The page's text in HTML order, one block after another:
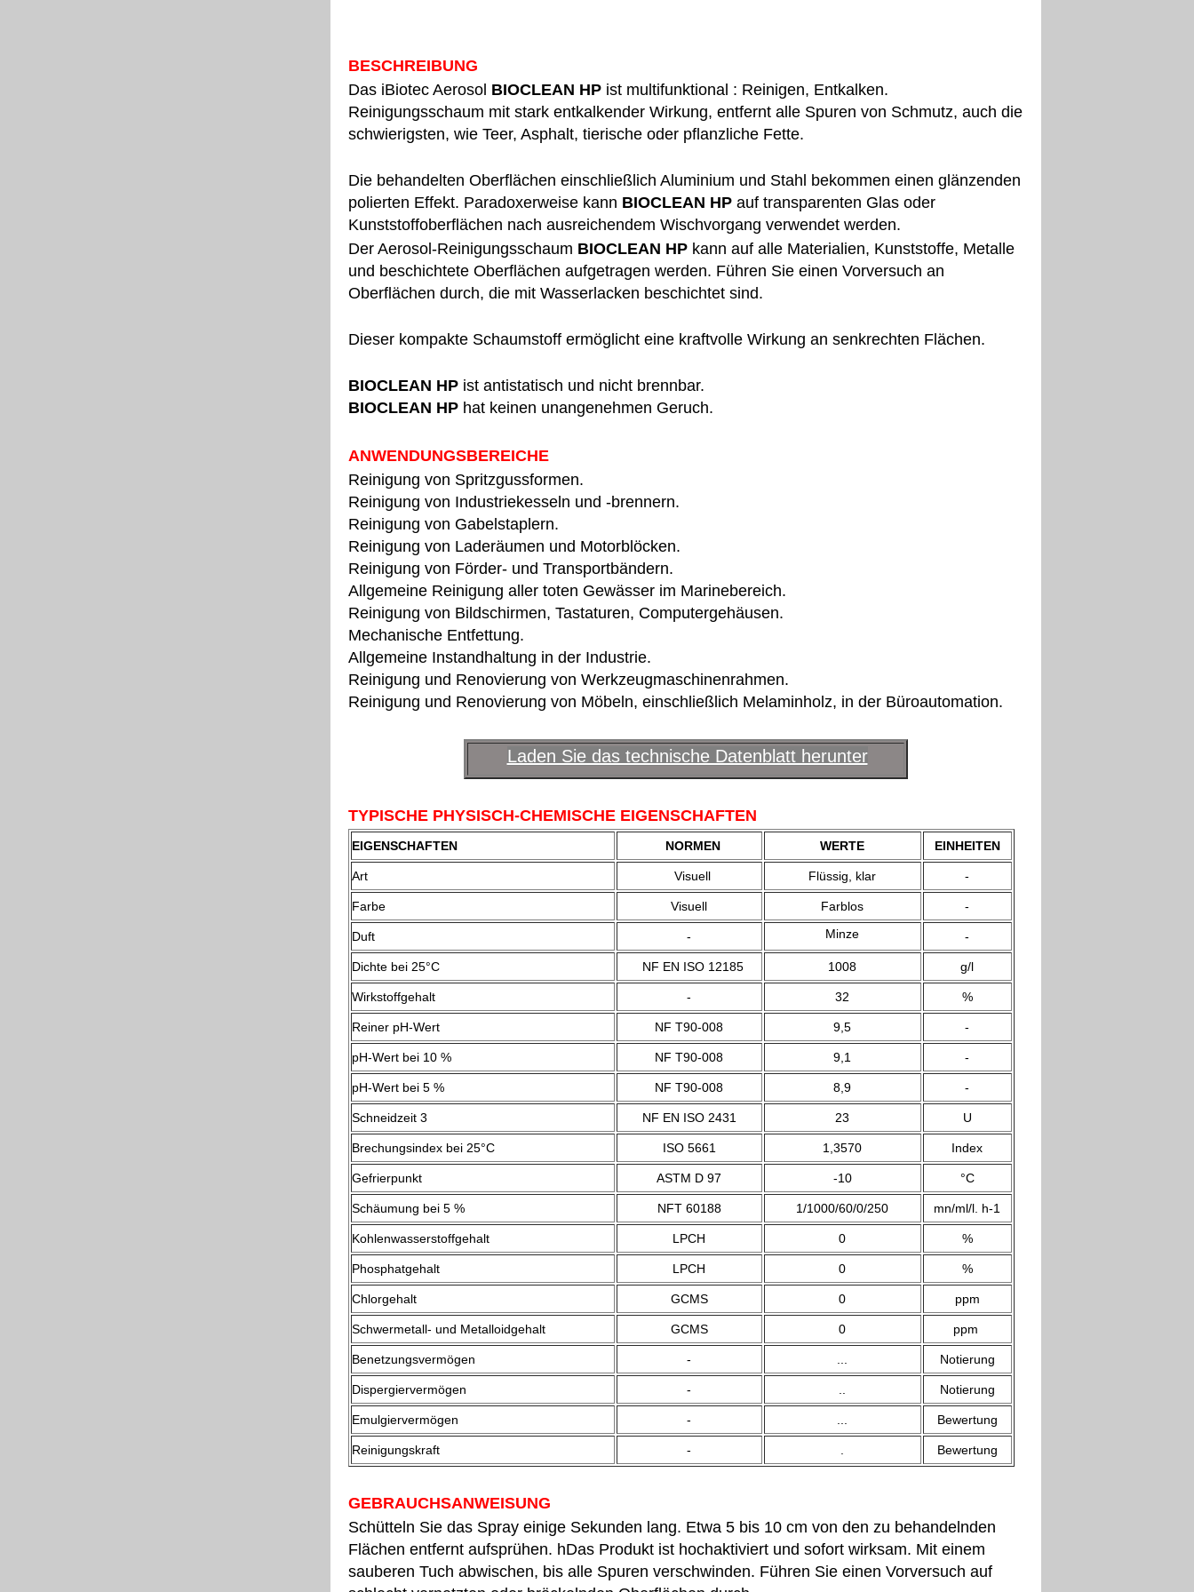
BESCHREIBUNG
Das iBiotec Aerosol BIOCLEAN HPist multifunktional : Reinigen, Entkalken.
Reinigungsschaum mit stark entkalkender Wirkung, entfernt alle Spuren von Schmutz, auch die
schwierigsten, wie Teer, Asphalt, tierische oder pflanzliche Fette.
Die behandelten Oberflächen einschließlich Aluminium und Stahl bekommen einen glänzenden
polierten Effekt. Paradoxerweise kann BIOCLEAN HPauf transparenten Glas oder
Kunststoffoberflächen nach ausreichendem Wischvorgang verwendet werden.
Der Aerosol-Reinigungsschaum BIOCLEAN HPkann auf alle Materialien, Kunststoffe, Metalle
und beschichtete Oberflächen aufgetragen werden. Führen Sie einen Vorversuch an
Oberflächen durch, die mit Wasserlacken beschichtet sind.
Dieser kompakte Schaumstoff ermöglicht eine kraftvolle Wirkung an senkrechten Flächen.
BIOCLEAN HPist antistatisch und nicht brennbar.
BIOCLEAN HPhat keinen unangenehmen Geruch.
ANWENDUNGSBEREICHE
Reinigung von Spritzgussformen.
Reinigung von Industriekesseln und -brennern.
Reinigung von Gabelstaplern.
Reinigung von Laderäumen und Motorblöcken.
Reinigung von Förder- und Transportbändern.
Allgemeine Reinigung aller toten Gewässer im Marinebereich.
Reinigung von Bildschirmen, Tastaturen, Computergehäusen.
Mechanische Entfettung.
Allgemeine Instandhaltung in der Industrie.
Reinigung und Renovierung von Werkzeugmaschinenrahmen.
Reinigung und Renovierung von Möbeln, einschließlich Melaminholz, in der Büroautomation.
Laden Sie das technische Datenblatt herunter
TYPISCHE PHYSISCH-CHEMISCHE EIGENSCHAFTEN
EIGENSCHAFTEN NORMEN WERTE EINHEITEN
Art Visuell Flüssig, klar -
Farbe Visuell Farblos -
Duft - Minze -
Dichte bei 25°C NF EN ISO 12185 1008 g/l
Wirkstoffgehalt - 32 %
Reiner pH-Wert NF T90-008 9,5 -
pH-Wert bei 10 % NF T90-008 9,1 -
pH-Wert bei 5 % NF T90-008 8,9 -
Schneidzeit 3 NF EN ISO 2431 23 U
Brechungsindex bei 25°C ISO 5661 1,3570 Index
Gefrierpunkt ASTM D 97 -10 °C
Schäumung bei 5 % NFT 60188 1/1000/60/0/250 mn/ml/l. h-1
Kohlenwasserstoffgehalt LPCH 0 %
Phosphatgehalt LPCH 0 %
Chlorgehalt GCMS 0 ppm
Schwermetall- und Metalloidgehalt GCMS 0 ppm
Benetzungsvermögen - Notierung
Dispergiervermögen - Notierung
Emulgiervermögen - Bewertung
Reinigungskraft - Bewertung
GEBRAUCHSANWEISUNG
Schütteln Sie das Spray einige Sekunden lang. Etwa 5 bis 10 cm von den zu behandelnden
Flächen entfernt aufsprühen. hDas Produkt ist hochaktiviert und sofort wirksam. Mit einem
sauberen Tuch abwischen, bis alle Spuren verschwinden. Führen Sie einen Vorversuch auf